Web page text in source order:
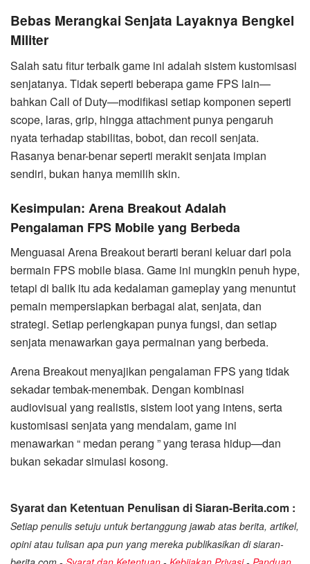
Bebas Merangkai Senjata Layaknya Bengkel
Militer
Salah satu fitur terbaik game ini adalah sistem kustomisasi
senjatanya. Tidak seperti beberapa game FPS lain—
bahkan Call of Duty—modifikasi setiap komponen seperti
scope, laras, grip, hingga attachment punya pengaruh
nyata terhadap stabilitas, bobot, dan recoil senjata.
Rasanya benar-benar seperti merakit senjata impian
sendiri, bukan hanya memilih skin.
Kesimpulan: Arena Breakout Adalah
Pengalaman FPS Mobile yang Berbeda
Menguasai Arena Breakout berarti berani keluar dari pola
bermain FPS mobile biasa. Game ini mungkin penuh hype,
tetapi di balik itu ada kedalaman gameplay yang menuntut
pemain mempersiapkan berbagai alat, senjata, dan
strategi. Setiap perlengkapan punya fungsi, dan setiap
senjata menawarkan gaya permainan yang berbeda.
Arena Breakout menyajikan pengalaman FPS yang tidak
sekadar tembak-menembak. Dengan kombinasi
audiovisual yang realistis, sistem loot yang intens, serta
kustomisasi senjata yang mendalam, game ini
menawarkan “ medan perang ” yang terasa hidup—dan
bukan sekadar simulasi kosong.
Syarat dan Ketentuan Penulisan di Siaran-Berita.com :
Setiap penulis setuju untuk bertanggung jawab atas berita, artikel,
opini atau tulisan apa pun yang mereka publikasikan di siaran-